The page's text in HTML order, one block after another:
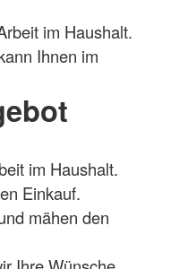
im Haushalt.
Ihnen im
im Haushalt.
Einkauf.
mähen den